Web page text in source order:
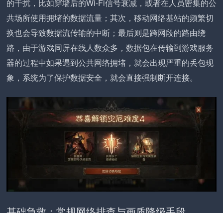
的干扰，比如穿墙后的Wi-Fi信号衰减，或者在人员密集的公
共场所使用拥堵的数据流量；其次，移动网络基站的频繁切
换也会导致数据流传输的中断；最后则是跨网段的路由绕
路，由于游戏同屏在线人数众多，数据包在传输到游戏服务
器的过程中如果遇到公共网络拥堵，就会出现严重的丢包现
象，系统为了保护数据安全，就会直接强制断开连接。